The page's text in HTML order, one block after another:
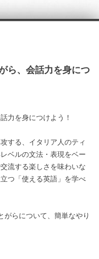
ら、会話力を身につ
力を身につけよう！
する、イタリア人のティ
ベルの文法・表現をベー
流する楽しさを味わいな
つ「使える英語」を学べ
がらについて、簡単なやり